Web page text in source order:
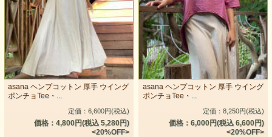
asana ヘンプコットン 厚手 ウイング
ポンチョTee・...
定価：6,600円(税込)
価格：4,800円(税込 5,280円)
<20%OFF>
asana ヘンプコットン 厚手 ウイング
ポンチョTee・...
定価：8,250円(税込)
価格：6,000円(税込 6,600円)
<20%OFF>